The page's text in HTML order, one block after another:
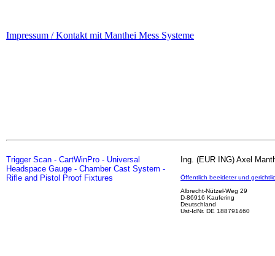
Impressum / Kontakt mit Manthei Mess Systeme
Trigger Scan - CartWinPro - Universal
Headspace Gauge - Chamber Cast System -
Rifle and Pistol Proof Fixtures
Ing. (EUR ING) Axel
Öffentlich beeideter und
Albrecht-Nützel-Weg 29
D-86916 Kaufering
Deutschland
Ust-IdNr. DE 188791460